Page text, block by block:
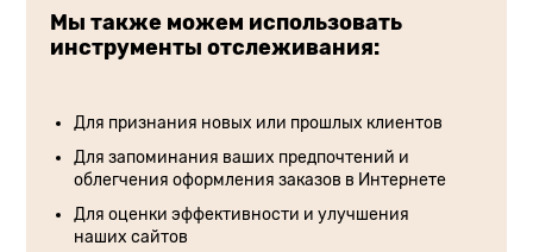
Мы также можем использовать
инструменты отслеживания:
Для признания новых или прошлых клиентов
Для запоминания ваших предпочтений и
облегчения оформления заказов в Интернете
Для оценки эффективности и улучшения
наших сайтов